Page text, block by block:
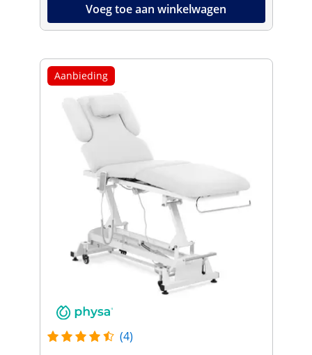
Voeg toe aan winkelwagen
Aanbieding
(4)